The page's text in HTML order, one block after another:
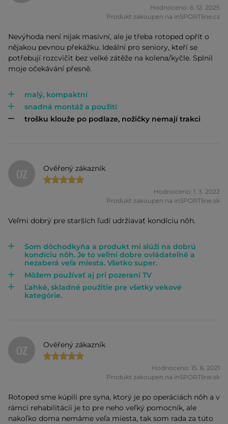
Hodnoceno: 6. 12. 2025
Produkt zakoupen na inSPORTline.cz
Nevýhoda není nijak masivní, ale je třeba rotoped opřít o
nějakou pevnou překážku. Ideální pro seniory, kteří se
potřebují rozcvičit bez velké zátěže na kolena/kyčle. Splnil
moje očekávání přesně.
malý, kompaktní
snadná montáž a použití
trošku klouže po podlaze, nožičky nemají trakci
OZ Ověřený zákazník
Hodnoceno: 1. 3. 2022
Produkt zakoupen na inSPORTline.sk
Veľmi dobrý pre starších ľudí udržiavať kondíciu nôh.
Som dôchodkyňa a produkt mi slúži na dobrú
kondíciu nôh. Je to veľmi dobre ovládateľné a
nezaberá veľa miesta. Všetko super.
Môžem používať aj pri pozeraní TV
Ľahké, skladné použitie pre všetky vekové
kategórie.
OZ Ověřený zákazník
Hodnoceno: 15. 6. 2021
Produkt zakoupen na inSPORTline.sk
Rotoped sme kúpili pre syna, ktorý je po operáciách nôh a v
rámci rehabilitácii je to pre neho veľký pomocník, ale
nakoľko doma nemáme veľa miesta, tak som rada za túto